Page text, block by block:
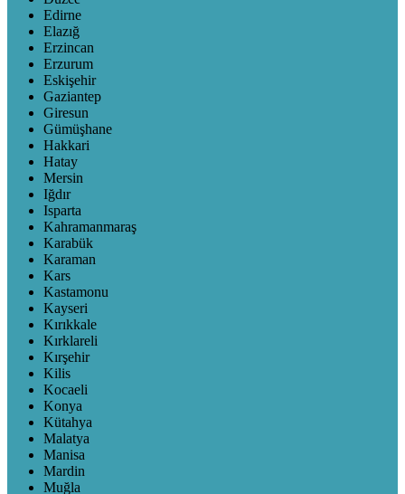
Edirne
Elazığ
Erzincan
Erzurum
Eskişehir
Gaziantep
Giresun
Gümüşhane
Hakkari
Hatay
Mersin
Iğdır
Isparta
Kahramanmaraş
Karabük
Karaman
Kars
Kastamonu
Kayseri
Kırıkkale
Kırklareli
Kırşehir
Kilis
Kocaeli
Konya
Kütahya
Malatya
Manisa
Mardin
Muğla